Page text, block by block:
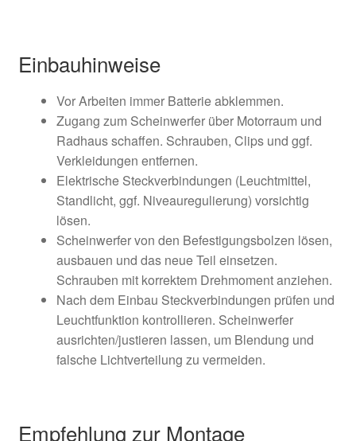
Einbauhinweise
Vor Arbeiten immer Batterie abklemmen.
Zugang zum Scheinwerfer über Motorraum und
Radhaus schaffen. Schrauben, Clips und ggf.
Verkleidungen entfernen.
Elektrische Steckverbindungen (Leuchtmittel,
Standlicht, ggf. Niveauregulierung) vorsichtig
lösen.
Scheinwerfer von den Befestigungsbolzen lösen,
ausbauen und das neue Teil einsetzen.
Schrauben mit korrektem Drehmoment anziehen.
Nach dem Einbau Steckverbindungen prüfen und
Leuchtfunktion kontrollieren. Scheinwerfer
ausrichten/justieren lassen, um Blendung und
falsche Lichtverteilung zu vermeiden.
Empfehlung zur Montage